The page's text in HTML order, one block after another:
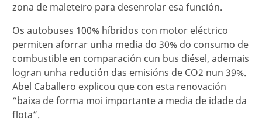
zona de maleteiro para desenrolar esa función.
Os autobuses 100% híbridos con motor eléctrico
permiten aforrar unha media do 30% do consumo de
combustible en comparación cun bus diésel, ademais
logran unha redución das emisións de CO2 nun 39%.
Abel Caballero explicou que con esta renovación
“baixa de forma moi importante a media de idade da
flota”.